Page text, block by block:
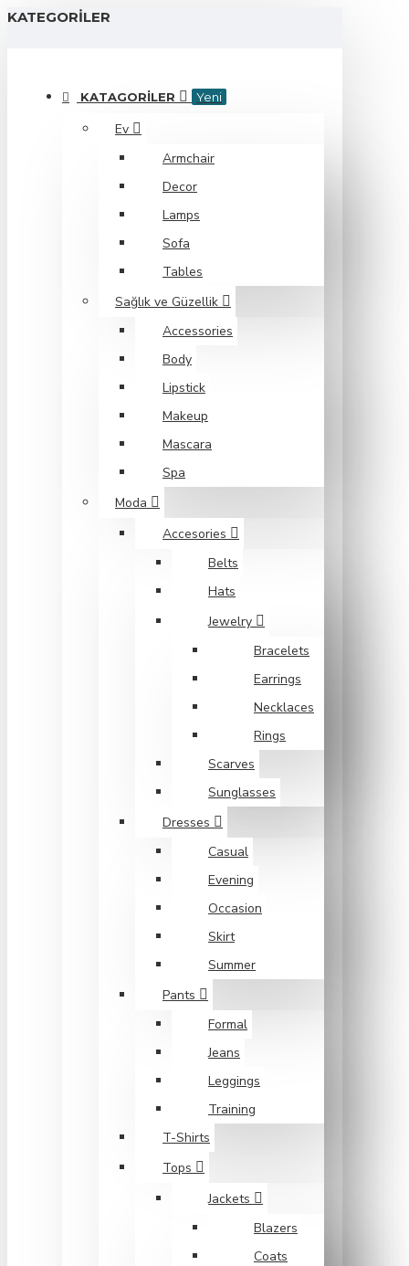
KATEGORILER
KATAGORILER Yeni
Ev
Armchair
Decor
Lamps
Sofa
Tables
Sağlık ve Güzellik
Accessories
Body
Lipstick
Makeup
Mascara
Spa
Moda
Accesories
Belts
Hats
Jewelry
Bracelets
Earrings
Necklaces
Rings
Scarves
Sunglasses
Dresses
Casual
Evening
Occasion
Skirt
Summer
Pants
Formal
Jeans
Leggings
Training
T-Shirts
Tops
Jackets
Blazers
Coats